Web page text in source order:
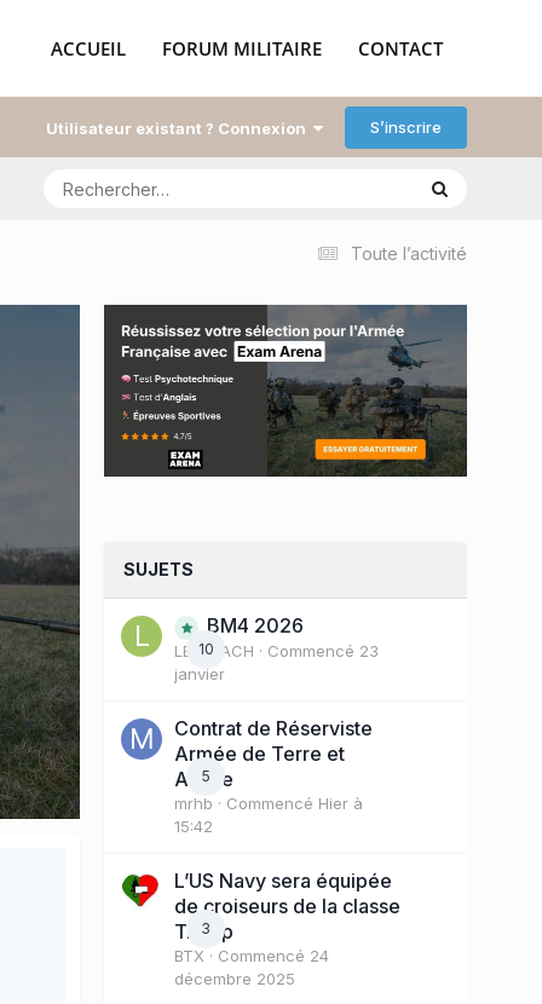
ACCUEIL FORUM MILITAIRE CONTACT
Utilisateur existant ? Connexion S’inscrire
Toute l’activité
SUJETS
10
BM4 2026
LE COACH · Commencé 23
janvier
5
Contrat de Réserviste
Armée de Terre et
Active
mrhb · Commencé Hier à
15:42
3
L’US Navy sera équipée
de croiseurs de la classe
Trump
BTX · Commencé 24
décembre 2025